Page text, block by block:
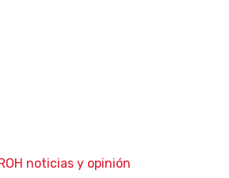
noticias y opinión